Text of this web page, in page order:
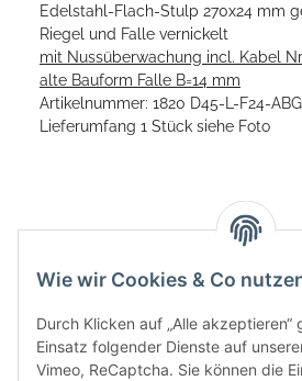
Wie wir Cookies & Co
Durch Klicken auf „Alle akzeptieren“
Einsatz folgender Dienste auf
Vimeo, ReCaptcha. Sie können die
Edelstahl-Flach-Stulp 270x24 mm
Riegel und Falle vernickelt
mit Nussüberwachung incl. Kabel
alte Bauform Falle B=14 mm
Artikelnummer: 1820 D45-L-F24-
Lieferumfang 1 Stück siehe Foto